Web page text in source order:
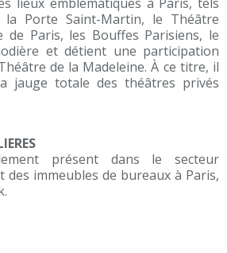
Porte Saint-Martin, le Théâtre
de Paris, les Bouffes Parisiens, le
et détient une participation
de la Madeleine. À ce titre, il
jauge totale des théâtres privés
présent dans le secteur
immeubles de bureaux à Paris,